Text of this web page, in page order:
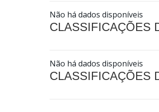
Não há dados disponíveis
CLASSIFICAÇÕES
Não há dados disponíveis
CLASSIFICAÇÕES